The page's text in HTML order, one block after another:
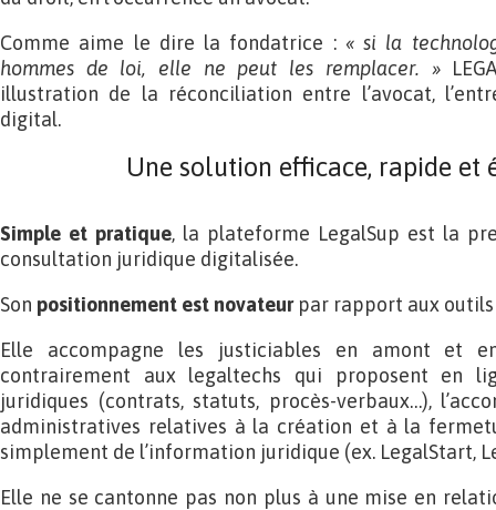
Comme aime le dire la fondatrice : « si la
hommes de loi, elle ne peut les remplacer. »
illustration de la réconciliation entre l’avocat,
digital.
Une solution efficace, rapide et
Simple et pratique, la plateforme LegalSup est la
consultation juridique digitalisée.
Son positionnement est novateurpar rapport aux outils
Elle accompagne les justiciables en amont et
contrairement aux legaltechs qui proposent en
juridiques (contrats, statuts, procès-verbaux…),
administratives relatives à la création et à la
simplement de l’information juridique (ex. LegalStart,
Elle ne se cantonne pas non plus à une mise en